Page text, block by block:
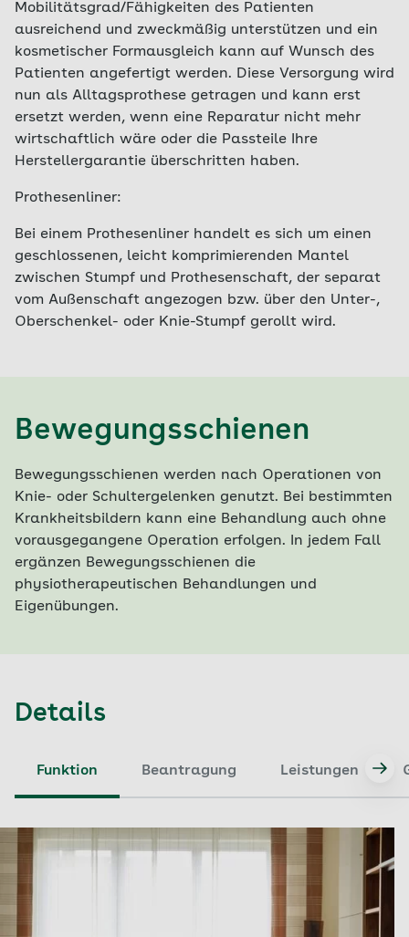
Mobilitätsgrad/Fähigkeiten des Patienten
ausreichend und zweckmäßig unterstützen und ein
kosmetischer Formausgleich kann auf Wunsch des
Patienten angefertigt werden. Diese Versorgung wird
nun als Alltagsprothese getragen und kann erst
ersetzt werden, wenn eine Reparatur nicht mehr
wirtschaftlich wäre oder die Passteile Ihre
Herstellergarantie überschritten haben.
Prothesenliner:
Bei einem Prothesenliner handelt es sich um einen
geschlossenen, leicht komprimierenden Mantel
zwischen Stumpf und Prothesenschaft, der separat
vom Außenschaft angezogen bzw. über den Unter-,
Oberschenkel- oder Knie-Stumpf gerollt wird.
Bewegungsschienen
Bewegungsschienen werden nach Operationen von
Knie- oder Schultergelenken genutzt. Bei bestimmten
Krankheitsbildern kann eine Behandlung auch ohne
vorausgegangene Operation erfolgen. In jedem Fall
ergänzen Bewegungsschienen die
physiotherapeutischen Behandlungen und
Eigenübungen.
Details
Funktion Beantragung Leistungen